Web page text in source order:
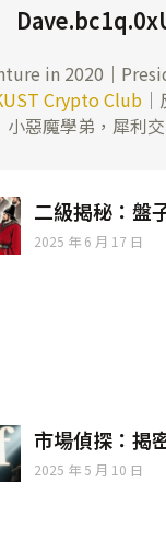
in 2020｜
Crypto Club
｜小惡魔學弟，犀利
二級揭秘：盤
2025 年 6 月 17 日
市場偵探：揭
2025 年 5 月 10 日